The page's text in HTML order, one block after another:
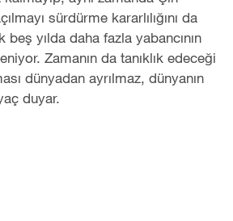
sürdürme kararlılığını da
yılda daha fazla yabancının
Zamanın da tanıklık edeceği
dünyadan ayrılmaz, dünyanın
duyar.